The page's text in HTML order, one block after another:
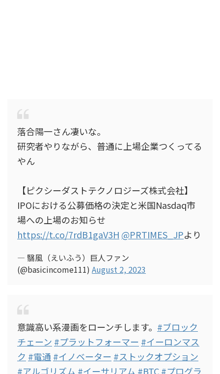
落合陽一さん凄いな。
研究者やりながら、普通に上場企業つくってる
やん
【ピクシーダストテクノロジーズ株式会社】
IPOにおける公募価格の決定と米国Nasdaq市
場への上場のお知らせ
https://t.co/7rdB1gaV3H @PRTIMES_JPより
— 翳風（えいふう）巨人ファン
(@basicincome111) August 2, 2023
意識高い系漫画をローンチします。 #ブロック
チェーン #プラットフォーマー #イーロンマス
ク #電通 #イノベーター #ストックオプション
#アルゴリズム #イーサリアム #BTC#プログラ